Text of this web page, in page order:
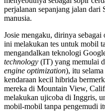
perjalanan sepanjang jalan dari
manusia.
Josie mengaku, dirinya
ini melakukan tes untuk mobil
mengandalkan teknologi
technology (IT) yang memulai
engine optimization), itu
kendaraan kecil hibrida
mereka di Mountain View,
melakukan ujicoba di Inggris,
mobil-mobil tanpa pengemudi